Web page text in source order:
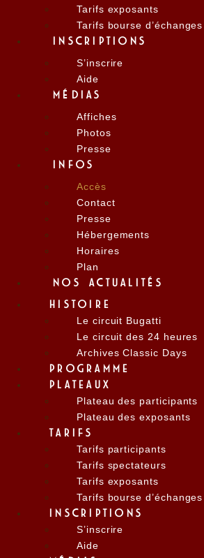
Tarifs exposants
Tarifs bourse d’échanges
INSCRIPTIONS
S’inscrire
Aide
MÉDIAS
Affiches
Photos
Presse
INFOS
Accès
Contact
Presse
Hébergements
Horaires
Plan
NOS ACTUALITÉS
HISTOIRE
Le circuit Bugatti
Le circuit des 24 heures
Archives Classic Days
PROGRAMME
PLATEAUX
Plateau des participants
Plateau des exposants
TARIFS
Tarifs participants
Tarifs spectateurs
Tarifs exposants
Tarifs bourse d’échanges
INSCRIPTIONS
S’inscrire
Aide